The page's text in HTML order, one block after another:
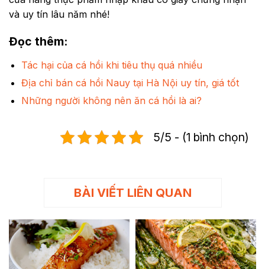
và uy tín lâu năm nhé!
Đọc thêm:
Tác hại của cá hồi khi tiêu thụ quá nhiều
Địa chỉ bán cá hồi Nauy tại Hà Nội uy tín, giá tốt
Những người không nên ăn cá hồi là ai?
5/5 - (1 bình chọn)
BÀI VIẾT LIÊN QUAN